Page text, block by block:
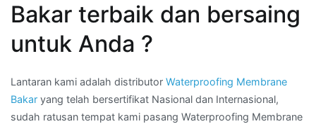
Bakar terbaik dan bersaing
untuk Anda ?
Lantaran kami adalah distributor Waterproofing Membrane
Bakar yang telah bersertifikat Nasional dan Internasional,
sudah ratusan tempat kami pasang Waterproofing Membrane